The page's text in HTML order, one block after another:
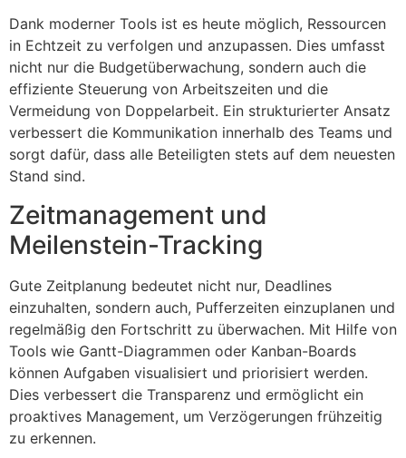
Dank moderner Tools ist es heute möglich, Ressourcen
in Echtzeit zu verfolgen und anzupassen. Dies umfasst
nicht nur die Budgetüberwachung, sondern auch die
effiziente Steuerung von Arbeitszeiten und die
Vermeidung von Doppelarbeit. Ein strukturierter Ansatz
verbessert die Kommunikation innerhalb des Teams und
sorgt dafür, dass alle Beteiligten stets auf dem neuesten
Stand sind.
Zeitmanagement und
Meilenstein-Tracking
Gute Zeitplanung bedeutet nicht nur, Deadlines
einzuhalten, sondern auch, Pufferzeiten einzuplanen und
regelmäßig den Fortschritt zu überwachen. Mit Hilfe von
Tools wie Gantt-Diagrammen oder Kanban-Boards
können Aufgaben visualisiert und priorisiert werden.
Dies verbessert die Transparenz und ermöglicht ein
proaktives Management, um Verzögerungen frühzeitig
zu erkennen.